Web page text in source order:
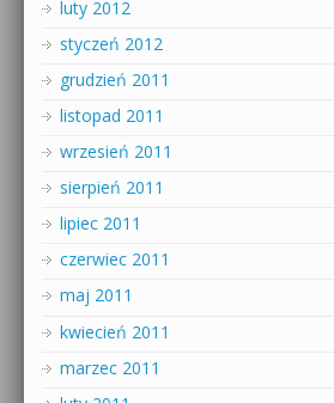
luty 2012
styczeń 2012
grudzień 2011
listopad 2011
wrzesień 2011
sierpień 2011
lipiec 2011
czerwiec 2011
maj 2011
kwiecień 2011
marzec 2011